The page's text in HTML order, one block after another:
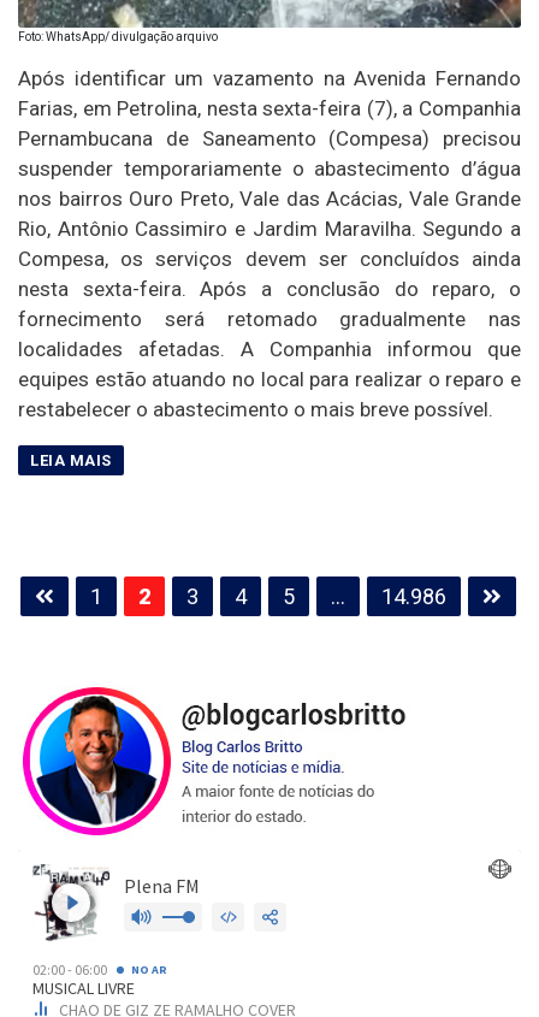
Foto: WhatsApp/ divulgação arquivo
Após identificar um vazamento na Avenida Fernando
Farias, em Petrolina, nesta sexta-feira (7), a Companhia
Pernambucana de Saneamento (Compesa) precisou
suspender temporariamente o abastecimento d’água
nos bairros Ouro Preto, Vale das Acácias, Vale Grande
Rio, Antônio Cassimiro e Jardim Maravilha. Segundo a
Compesa, os serviços devem ser concluídos ainda
nesta sexta-feira. Após a conclusão do reparo, o
fornecimento será retomado gradualmente nas
localidades afetadas. A Companhia informou que
equipes estão atuando no local para realizar o reparo e
restabelecer o abastecimento o mais breve possível.
Paginação
de
1 2 3 4 5 … 14.986